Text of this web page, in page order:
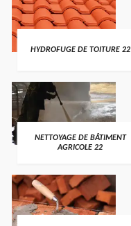
HYDROFUGE DE TOITURE 22
NETTOYAGE DE BÂTIMENT
AGRICOLE 22